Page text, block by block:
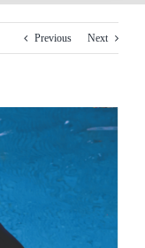
Previous Next